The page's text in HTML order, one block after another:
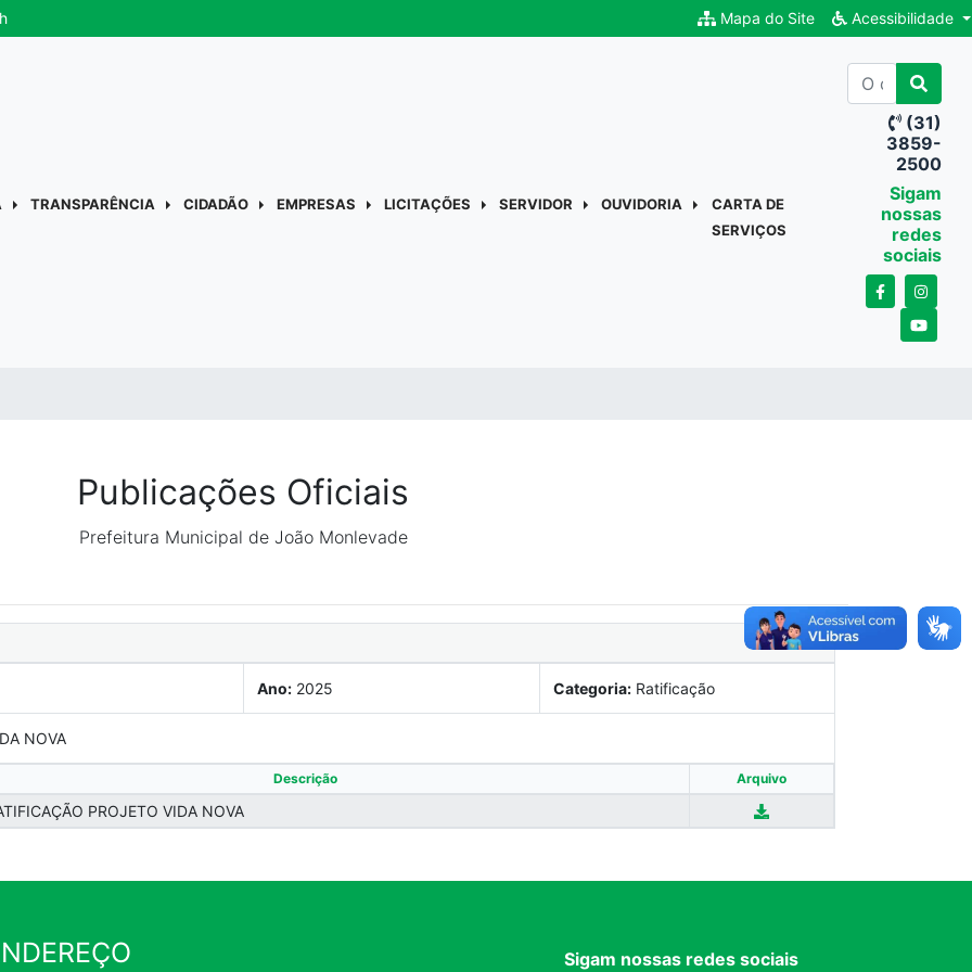
Mapa do Site Acessibilidade
TRANSPARÊNCIA CIDADÃO EMPRESAS LICITAÇÕES SERVIDOR OUVIDORIA
CARTA DE
SERVIÇOS
(31)
3859-
2500
Sigam
nossas
redes
sociais
Publicações Oficiais
Prefeitura Municipal de João Monlevade
Ano: 2025 Categoria: Ratificação
NOVA
Descrição Arquivo
PROJETO VIDA NOVA
Sigam nossas redes sociais